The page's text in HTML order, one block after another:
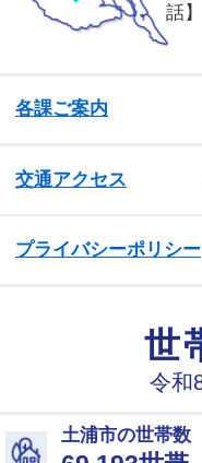
話】
各課ご案内
交通アクセス
プライバシーポリシー